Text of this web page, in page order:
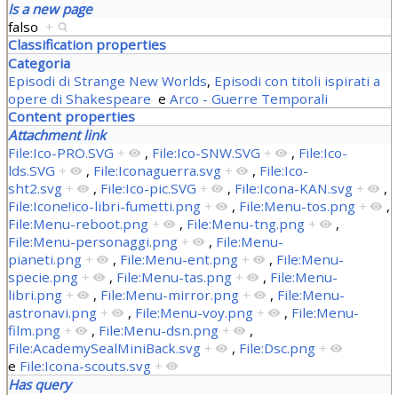
Is a new page
falso +
Classification properties
Categoria
Episodi di Strange New Worlds, Episodi con titoli ispirati a
opere di Shakespeare e Arco - Guerre Temporali
Content properties
Attachment link
File:Ico-PRO.SVG + , File:Ico-SNW.SVG + , File:Ico-
lds.SVG + , File:Iconaguerra.svg + , File:Ico-
sht2.svg + , File:Ico-pic.SVG + , File:Icona-KAN.svg +
,
File:Icone!ico-libri-fumetti.png + , File:Menu-tos.png +
,
File:Menu-reboot.png + , File:Menu-tng.png +
,
File:Menu-personaggi.png + , File:Menu-
pianeti.png + , File:Menu-ent.png + , File:Menu-
specie.png + , File:Menu-tas.png + , File:Menu-
libri.png + , File:Menu-mirror.png + , File:Menu-
astronavi.png + , File:Menu-voy.png + , File:Menu-
film.png + , File:Menu-dsn.png +
,
File:AcademySealMiniBack.svg + , File:Dsc.png +
e File:Icona-scouts.svg +
Has query